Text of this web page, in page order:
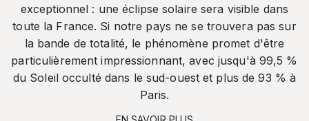
exceptionnel : une éclipse solaire sera visible dans
toute la France. Si notre pays ne se trouvera pas sur
la bande de totalité, le phénomène promet d'être
particulièrement impressionnant, avec jusqu'à 99,5 %
du Soleil occulté dans le sud-ouest et plus de 93 % à
Paris.